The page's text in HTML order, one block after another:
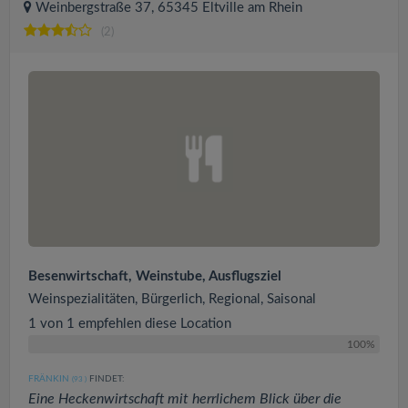
Weinbergstraße 37, 65345 Eltville am Rhein
(2)
Besenwirtschaft, Weinstube, Ausflugsziel
Weinspezialitäten, Bürgerlich, Regional, Saisonal
1 von 1 empfehlen diese Location
100%
FRÄNKIN (93 ) FINDET:
Eine Heckenwirtschaft mit herrlichem Blick über die